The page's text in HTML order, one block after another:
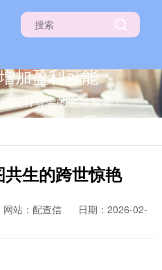
加盈利可能
杠杆资金的金融服务！
生的跨世惊艳
网站：配查信
日期：2026-02-